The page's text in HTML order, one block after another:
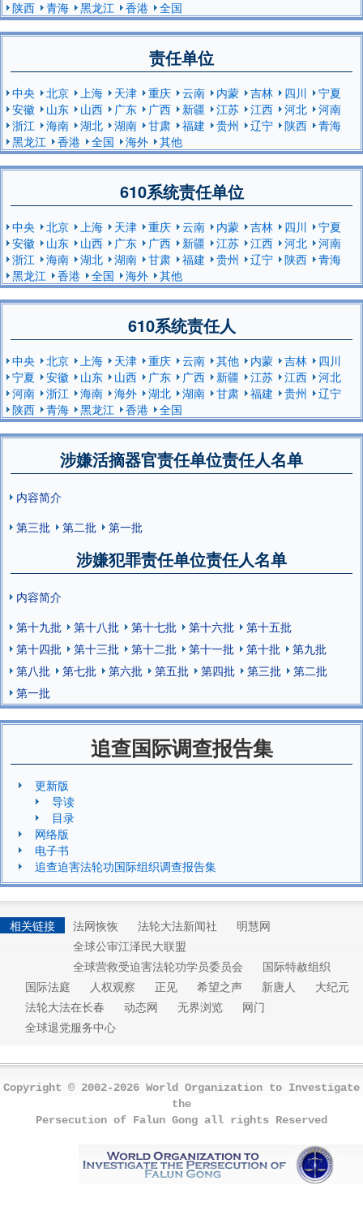
陕西
青海 黑龙江 香港 全国
责任单位
中央 北京 上海 天津 重庆 云南 内蒙 吉林 四川
宁夏
安徽
山东 山西 广东 广西 新疆 江苏 江西 河北
河南
浙江
海南 湖北 湖南 甘肃 福建 贵州 辽宁 陕西
青海
黑龙江
香港 全国 海外 其他
610系统责任单位
中央 北京 上海 天津 重庆 云南 内蒙 吉林 四川
宁夏
安徽
山东 山西 广东 广西 新疆 江苏 江西 河北
河南
浙江
海南 湖北 湖南 甘肃 福建 贵州 辽宁 陕西
青海
黑龙江
香港 全国 海外 其他
610系统责任人
中央 北京 上海 天津 重庆 云南 其他 内蒙 吉林
四川
宁夏
安徽 山东 山西 广东 广西 新疆 江苏 江西
河北
河南
浙江 海南 海外 湖北 湖南 甘肃 福建 贵州
辽宁
陕西
青海 黑龙江 香港 全国
涉嫌活摘器官责任单位责任人名单
内容简介
第三批
第二批 第一批
涉嫌犯罪责任单位责任人名单
内容简介
第十九批
第十八批 第十七批 第十六批
第十五批
第十四批
第十三批 第十二批 第十一批 第十批
第九批
第八批
第七批 第六批 第五批 第四批 第三批
第二批
第一批
追查国际调查报告集
更新版
导读
目录
网络版
电子书
追查迫害法轮功国际组织调查报告集
相关链接 法网恢恢 法轮大法新闻社
明慧网
全球公审江泽民大联盟
全球营救受迫害法轮功学员委员会
国际特赦组织
国际法庭
人权观察 正见 希望之声 新唐人
大纪元
法轮大法在长春
动态网 无界浏览
网门
全球退党服务中心
Copyright © 2002-2026 World Organization to Investigate
the
Persecution of Falun Gong all rights Reserved